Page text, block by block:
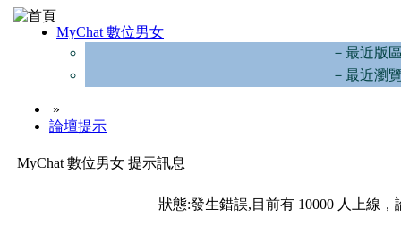
MyChat 數位男女
－最近版
－最近瀏
»
論壇提示
MyChat 數位男女 提示訊息
狀態:發生錯誤,目前有 10000 人上線